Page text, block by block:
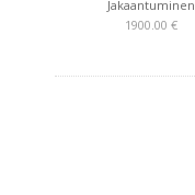
Jakaantuminen
1900.00 €